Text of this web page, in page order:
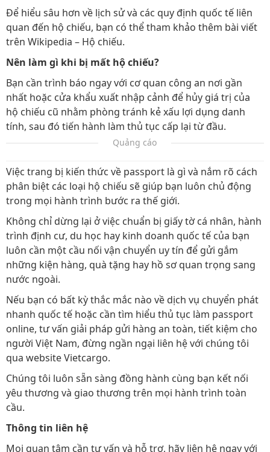
Để hiểu sâu hơn về lịch sử và các quy định quốc tế liên
quan đến hộ chiếu, bạn có thể tham khảo thêm bài viết
trên Wikipedia – Hộ chiếu.
Nên làm gì khi bị mất hộ chiếu?
Bạn cần trình báo ngay với cơ quan công an nơi gần
nhất hoặc cửa khẩu xuất nhập cảnh để hủy giá trị của
hộ chiếu cũ nhằm phòng tránh kẻ xấu lợi dụng danh
tính, sau đó tiến hành làm thủ tục cấp lại từ đầu.
Quảng cáo
Việc trang bị kiến thức về passport là gì và nắm rõ cách
phân biệt các loại hộ chiếu sẽ giúp bạn luôn chủ động
trong mọi hành trình bước ra thế giới.
Không chỉ dừng lại ở việc chuẩn bị giấy tờ cá nhân, hành
trình định cư, du học hay kinh doanh quốc tế của bạn
luôn cần một cầu nối vận chuyển uy tín để gửi gắm
những kiện hàng, quà tặng hay hồ sơ quan trọng sang
nước ngoài.
Nếu bạn có bất kỳ thắc mắc nào về dịch vụ chuyển phát
nhanh quốc tế hoặc cần tìm hiểu thủ tục làm passport
online, tư vấn giải pháp gửi hàng an toàn, tiết kiệm cho
người Việt Nam, đừng ngần ngại liên hệ với chúng tôi
qua website Vietcargo.
Chúng tôi luôn sẵn sàng đồng hành cùng bạn kết nối
yêu thương và giao thương trên mọi hành trình toàn
cầu.
Thông tin liên hệ
Mọi quan tâm cần tư vấn và hỗ trợ, hãy liên hệ ngay với